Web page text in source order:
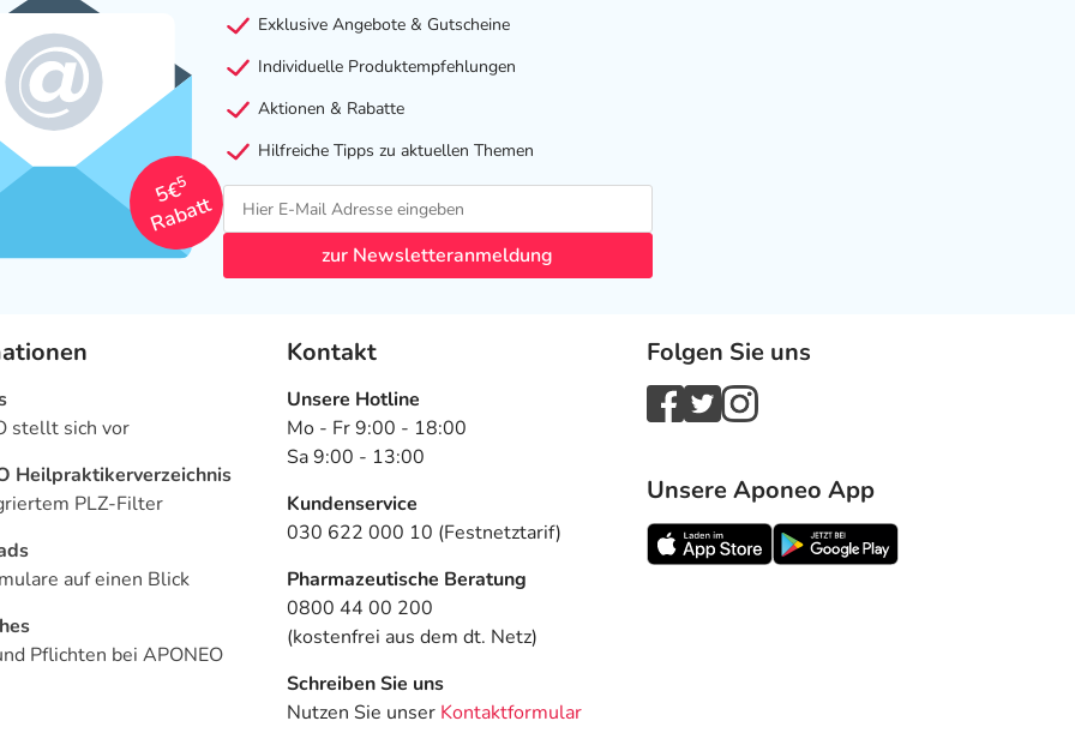
5€
5
Rabatt
Exklusive Angebote & Gutscheine
Individuelle Produktempfehlungen
Aktionen & Rabatte
Hilfreiche Tipps zu aktuellen Themen
zur Newsletteranmeldung
stellt sich vor
Heilpraktikerverzeichnis
PLZ-Filter
auf einen Blick
Pflichten bei APONEO
Kontakt
Unsere Hotline
Mo - Fr 9:00 - 18:00
Sa 9:00 - 13:00
Kundenservice
030 622 000 10 (Festnetztarif)
Pharmazeutische Beratung
0800 44 00 200
(kostenfrei aus dem dt. Netz)
Schreiben Sie uns
Nutzen Sie unser Kontaktformular
Folgen Sie uns
Unsere Aponeo App